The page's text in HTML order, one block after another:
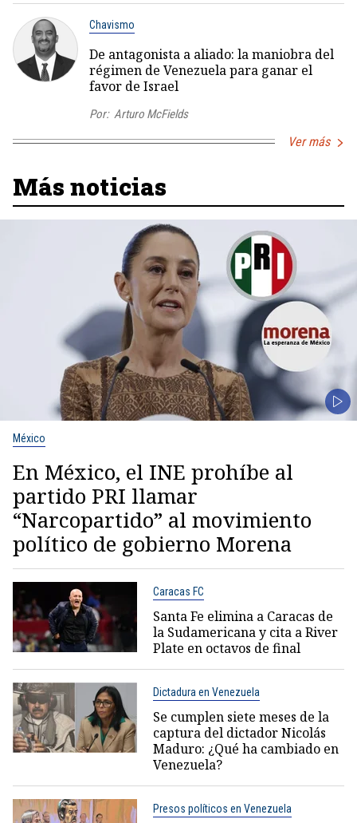
Chavismo
De antagonista a aliado: la maniobra del
régimen de Venezuela para ganar el
favor de Israel
Por: Arturo McFields
Ver más
Más noticias
México
En México, el INE prohíbe al
partido PRI llamar
“Narcopartido” al movimiento
político de gobierno Morena
Caracas FC
Santa Fe elimina a Caracas de
la Sudamericana y cita a River
Plate en octavos de final
Dictadura en Venezuela
Se cumplen siete meses de la
captura del dictador Nicolás
Maduro: ¿Qué ha cambiado en
Venezuela?
Presos políticos en Venezuela